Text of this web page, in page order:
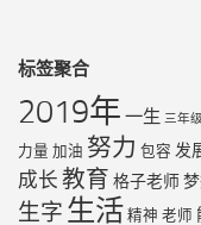
标签聚合
2019年 一生 三年级
力量 加油 努力 包容 发
成长 教育 格子老师
生字 生活 精神 老师